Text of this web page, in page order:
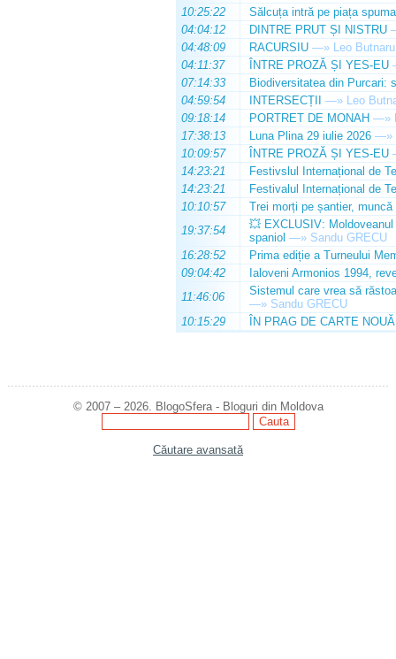
10:25:22
Sălcuța intră pe piața
04:04:12
DINTRE PRUT ȘI NISTRU
04:48:09
RACURSIU —» Leo Butnaru
04:11:37
ÎNTRE PROZĂ ȘI YES-EU
07:14:33
Biodiversitatea din Purcari:
04:59:54
INTERSECȚII —» Leo
09:18:14
PORTRET DE MONAH —»
17:38:13
Luna Plina 29 iulie 2026 —»
10:09:57
ÎNTRE PROZĂ ȘI YES-EU
14:23:21
Festivslul Internațional de
14:23:21
Festivalul Internațional de
10:10:57
Trei morți pe șantier, muncă
19:37:54
💥 EXCLUSIV:
spaniol —» Sandu GRECU
16:28:52
Prima ediție a Turneului
09:04:42
Ialoveni Armonios 1994,
11:46:06
Sistemul care vrea să
—» Sandu GRECU
10:15:29
ÎN PRAG DE CARTE NOUĂ
© 2007 – 2026. BlogoSfera - Bloguri din Moldova
Căutare avansată